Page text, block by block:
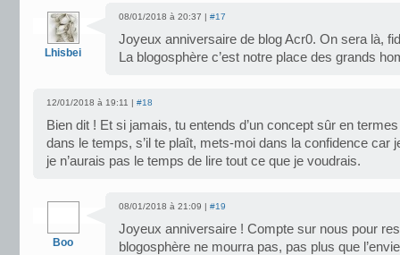
Lhisbei
08/01/2018 à 20:37 | #17
Joyeux anniversaire de blog Acr0. On sera là,
La blogosphère c’est notre place des grands
12/01/2018 à 19:11 | #18
Bien dit ! Et si jamais, tu entends d’un concept sûr en
dans le temps, s’il te plaît, mets-moi dans la confidence car
je n’aurais pas le temps de lire tout ce que je voudrais.
Boo
08/01/2018 à 21:09 | #19
Joyeux anniversaire ! Compte sur nous pour
blogosphère ne mourra pas, pas plus que